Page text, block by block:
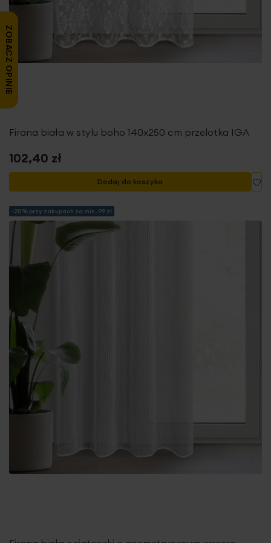
Firana biała w stylu boho 140x250 cm przelotka IGA
102,40 zł
Dodaj do koszyka
-20% przy zakupach za min. 99 zł
ZOBACZ OPINIE